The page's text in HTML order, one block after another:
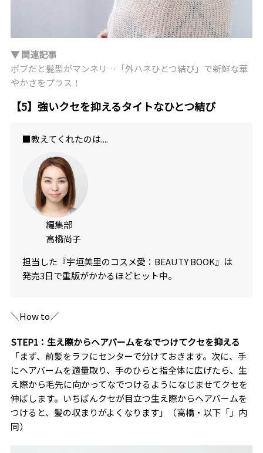
▼ 関連記事
ボブだと髪型がマンネリ…「外ハネひとつ結び」で新鮮な華
やかさをプラス！
【5】強いクセを抑えるタイトなひとつ結び
■教えてくれたのは....
編集部
高橋尚子
担当した『宇垣美里のコスメ愛：BEAUTY BOOK』は
発売3日で重版がかかるほどヒット中。
＼How to／
STEP1：生え際からヘアバームをなでつけてクセを抑える
「まず、前髪をラフにセンターで分けておきます。次に、手
にヘアバームを適量取り、手のひらと指全体に広げたら、生
え際から毛先に向かってなでつけるようになじませてクセを
伸ばします。いちばんクセが目立つ生え際からヘアバームを
つけると、髪の収まりがよくなります」（高橋・以下「」内
同）